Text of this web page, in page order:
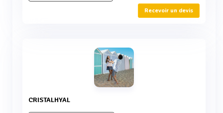
Recevoir un devis
CRISTALHYAL